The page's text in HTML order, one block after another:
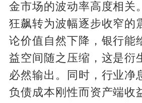
金市场的波动率高度相关
狂飙转为波幅逐步收窄的
论价值自然下降，银行能
益空间随之压缩，这是衍
必然输出。同时，行业净
负债成本刚性而资产端收